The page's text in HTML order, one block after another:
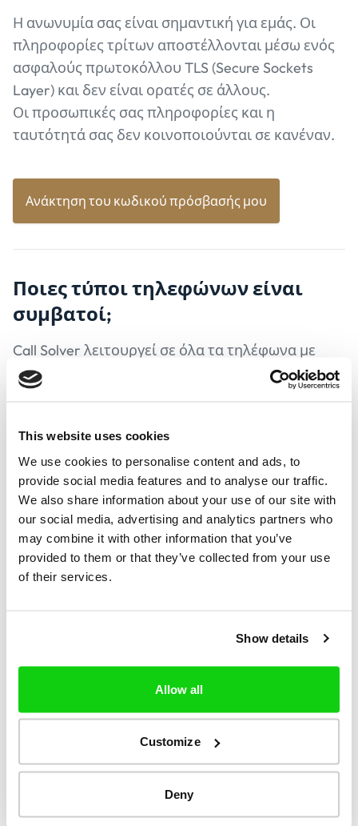
This website uses cookies
We use cookies to personalise content and ads, to
provide social media features and to analyse our traffic.
We also share information about your use of our site with
our social media, advertising and analytics partners who
may combine it with other information that you’ve
provided to them or that they’ve collected from your use
of their services.
Show details
Allow all
Customize
Deny
Η ανωνυμία σας είναι σημαντική για εμάς. Οι
πληροφορίες τρίτων αποστέλλονται μέσω ενός
ασφαλούς πρωτοκόλλου TLS (Secure Sockets
Layer) και δεν είναι ορατές σε άλλους.
Οι προσωπικές σας πληροφορίες και η
ταυτότητά σας δεν κοινοποιούνται σε κανέναν.
Ανάκτηση του κωδικού πρόσβασής μου
Ποιες τύποιτηλεφώνων είναι
συμβατοί;
Call Solver λειτουργεί σε όλα τα τηλέφωνα με
σύνδεση στο διαδίκτυο.
αυτό;
Ο τρίτος αποδέκτης λαμβάνει ένα μήνυμα
κειμένου εντός 2 λεπτών και θα λάβετε μια
ειδοποίηση αμέσως μετά την παροχή της
συγκατάθεσης από τον τρίτο αποδέκτη.
Θα πληρώνετε €47.90 ανά μήνα για απεριόριστη
υπηρεσία. Η συνδρομή θα ανανεώνεται
αυτόματα, αλλά δεν υπάρχει καμία υποχρέωση
και μπορεί να ακυρωθεί ανά πάσα στιγμή.